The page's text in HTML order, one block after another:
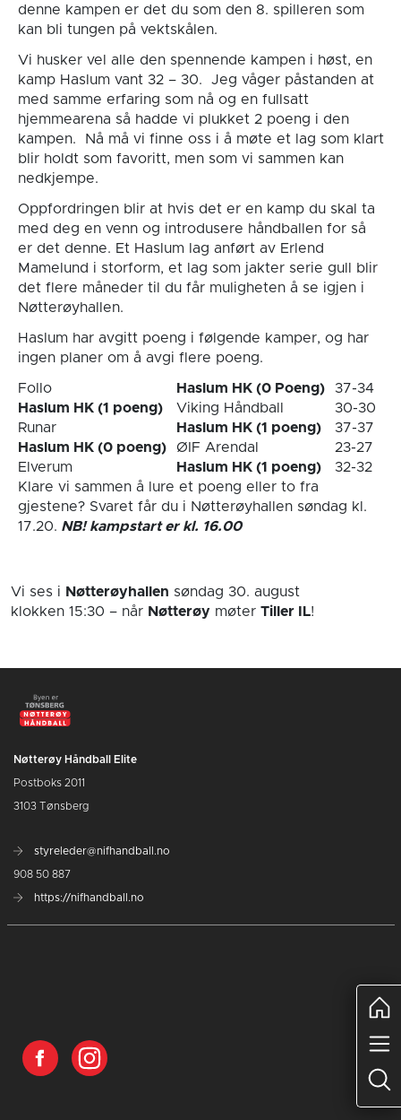
denne kampen er det du som den 8. spilleren som
kan bli tungen på vektskålen.
Vi husker vel alle den spennende kampen i høst, en
kamp Haslum vant 32 – 30. Jeg våger påstanden at
med samme erfaring som nå og en fullsatt
hjemmearena så hadde vi plukket 2 poeng i den
kampen. Nå må vi finne oss i å møte et lag som klart
blir holdt som favoritt, men som vi sammen kan
nedkjempe.
Oppfordringen blir at hvis det er en kamp du skal ta
med deg en venn og introdusere håndballen for så
er det denne. Et Haslum lag anført av Erlend
Mamelund i storform, et lag som jakter serie gull blir
det flere måneder til du får muligheten å se igjen i
Nøtterøyhallen.
Haslum har avgitt poeng i følgende kamper, og har
ingen planer om å avgi flere poeng.
Follo Haslum HK (0 Poeng)
37-34
Haslum HK (1 poeng)
Viking Håndball
30-30
Runar
Haslum HK (1 poeng)
37-37
Haslum HK (0 poeng)
ØIF Arendal
23-27
Elverum
Haslum HK (1 poeng)
32-32
Klare vi sammen å lure et poeng eller to fra
gjestene? Svaret får du i Nøtterøyhallen søndag kl.
17.20. NB! kampstart er kl. 16.00
Vi ses i Nøtterøyhallen søndag 30. august
klokken 15:30 – når Nøtterøy møter Tiller IL!
Nøtterøy Håndball Elite
Postboks 2011
3103 Tønsberg
styreleder@nifhandball.no
908 50 887
https://nifhandball.no